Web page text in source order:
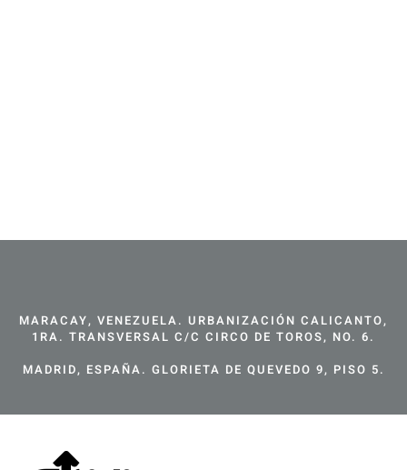
MARACAY, VENEZUELA. URBANIZACIÓN CALICANTO,
1RA. TRANSVERSAL C/C CIRCO DE TOROS, NO. 6.
MADRID, ESPAÑA. GLORIETA DE QUEVEDO 9, PISO 5.